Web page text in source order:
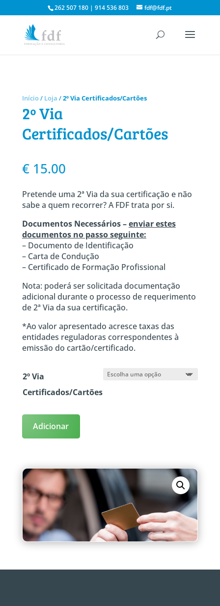
262 507 180 | 914 536 803 fdf@fdf.pt
Início/ Loja /2º Via Certificados/Cartões
2º Via
Certificados/Cartões
€15.00
Pretende uma 2ª Via da sua certificação e não
sabe a quem recorrer? A FDF trata por si.
Documentos Necessários –enviar estes
documentos no passo seguinte:
– Documento de Identificação
– Carta de Condução
– Certificado de Formação Profissional
Nota: poderá ser solicitada documentação
adicional durante o processo de requerimento
de 2ª Via da sua certificação.
*Ao valor apresentado acresce taxas das
entidades reguladoras correspondentes à
emissão do cartão/certificado.
2º Via
Certificados/Cartões
Adicionar